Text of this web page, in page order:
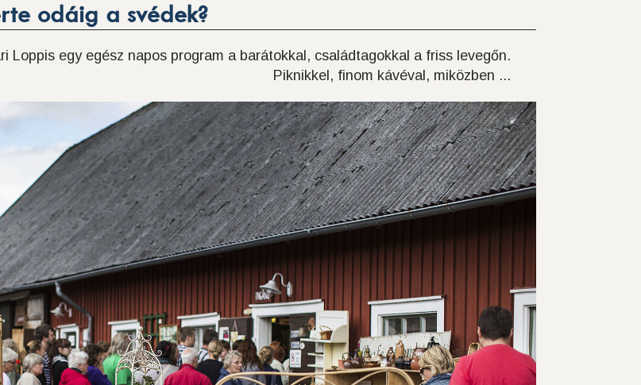
odáig a svédek?
Loppis egy egész napos program a barátokkal, családtagokkal a friss levegőn.
Piknikkel, finom kávéval, miközben ...